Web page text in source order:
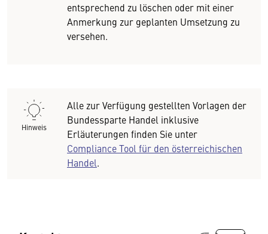
entsprechend zu löschen oder mit einer
Anmerkung zur geplanten Umsetzung zu
versehen.
Hinweis
Alle zur Verfügung gestellten Vorlagen der
Bundessparte Handel inklusive
Erläuterungen finden Sie unter
Compliance Tool für den österreichischen
Handel.